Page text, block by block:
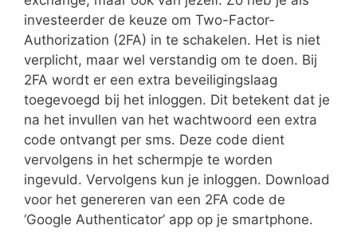
investeerder de keuze om Two-Factor-
Authorization (2FA) in te schakelen. Het is niet
verplicht, maar wel verstandig om te doen. Bij
2FA wordt er een extra beveiligingslaag
toegevoegd bij het inloggen. Dit betekent dat je
na het invullen van het wachtwoord een extra
code ontvangt per sms. Deze code dient
vervolgens in het schermpje te worden
ingevuld. Vervolgens kun je inloggen. Download
voor het genereren van een 2FA code de
‘Google Authenticator’ app op je smartphone.